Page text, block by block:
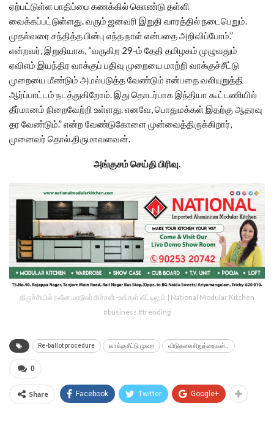
ஏற்பட்டுள்ள பாதிப்பை கணக்கில் கொண்டு தள்ளி
வைக்கப்பட்டுள்ளது. வரும் ஜனவரி இறுதி வாரத்தில் நடைபெறும்.
முதல்வரை சந்தித்த பின்பு எந்த நாள் என்பதை அறிவிப்போம்.”
என்றவர், இறுதியாக, “வருகிற 29-ம் தேதி தமிழகம் முழுவதும்
ஏவிஎம் இயந்திர வாக்குப் பதிவு முறையை மாற்றி வாக்குச்சீட்டு
முறையை மீண்டும் அமல்படுத்த வேண்டும் என்பதை வலியுறுத்தி
ஆர்ப்பாட்டம் நடத்துகிறோம். இது தொடர்பாக இந்தியா கூட்டணியில்
தீர்மானம் நிறைவேற்றி உள்ளது. எனவே, பொதுமக்கள் இதற்கு ஆதரவு
தர வேண்டும்.” என்ற வேண்டுகோளை முன்வைத்திருக்கிறார்,
முனைவர் தொல்.திருமாவளவன்.
அங்குசம் செய்தி பிரிவு.
திருச்சியில் நவீன மாடூலர் கிச்சன் -உங்கள் வீட்டிலும் | National Modular Kitchen
#business #trending
Re-ballot procedure வாக்குசீட்டு முறை விடுதலைசிறுத்தைகள்..
0
Share Facebook Twitter Google+